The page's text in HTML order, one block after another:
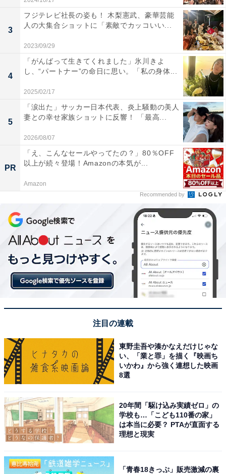
3
フジテレビ社長の姿も！ 木梨憲武、豪華芸能
人の大集合ショットに「素敵でカッコいい...
2023/09/29
4
「がんばって生きてくれました」氷川きよ
し、“パートナー”の命日に思い。「私の身体...
2025/02/17
5
「涙出た」サッカー日本代表、炎上騒動の美人
妻との幸せ家族ショットに反響！ 「最高...
2026/08/07
PR
「え、こんなセールやってたの？」80％OFF
以上が続々登場！Amazonの本気が...
Amazon
Recommended by
注目の連載
東野圭吾や湊かなえだけじゃな
い、「業と罪」を描く『映画ち
いかわ』から強く連想した映画
8選
20年間「駆け込み実績ゼロ」の
学校も…「こども110番の家」
は本当に必要？ PTAが直面する
理想と現実
「青春18きっぷ」販売激減の裏